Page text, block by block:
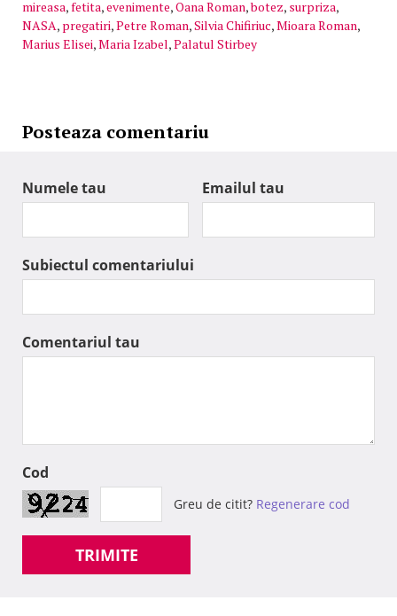
mireasa,fetita,evenimente,Oana Roman,botez, surpriza,
NASA, pregatiri,Petre Roman,Silvia Chifiriuc,Mioara Roman,
Marius Elisei,Maria Izabel,Palatul Stirbey
Posteaza comentariu
Numele tau Emailul tau
Subiectul comentariului
Comentariul tau
Cod
Greu de citit? Regenerare cod
TRIMITE